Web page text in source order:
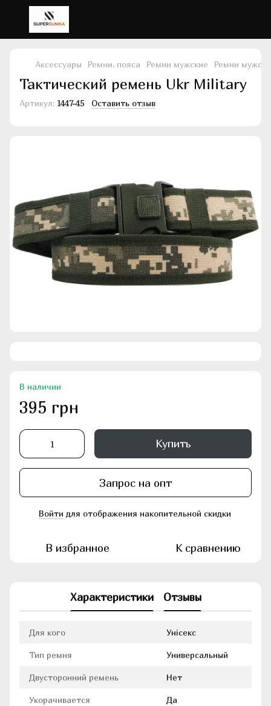
Аксессуары Ремни, пояса Ремни мужские Ремни
Тактический ремень Ukr Military
Артикул: 1447-45 Оставить отзыв
В наличии
395 грн
Купить
Запрос на опт
Войти для отображения накопительной скидки
В избранное К сравнению
Характеристики Отзывы
Для кого Унісекс
Тип ремня Универсальный
Двусторонний ремень Нет
Укорачивается Да